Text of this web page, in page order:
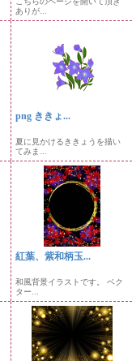
ありが...
png ききょ...
夏に見かけるききょうを描い
てみま...
紅葉、紫和柄玉...
和風背景イラストです。 ベク
ター...